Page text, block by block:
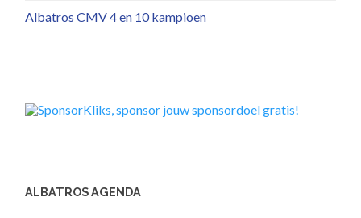
Albatros CMV 4 en 10 kampioen
ALBATROS AGENDA